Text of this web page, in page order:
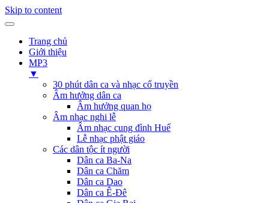
Skip to content
Trang chủ
Giới thiệu
MP3
▼
30 phút dân ca và nhạc cổ truyền
Âm hưởng dân ca
Âm hưởng quan họ
Âm nhạc nghi lễ
Âm nhạc cung đình Huế
Lễ nhạc phật giáo
Các dân tộc ít người
Dân ca Ba-Na
Dân ca Chăm
Dân ca Dao
Dân ca Ê-Đê